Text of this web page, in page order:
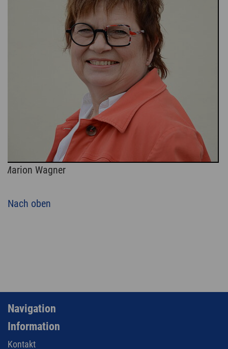
Marion Wagner
Nach oben
Navigation
Information
Kontakt